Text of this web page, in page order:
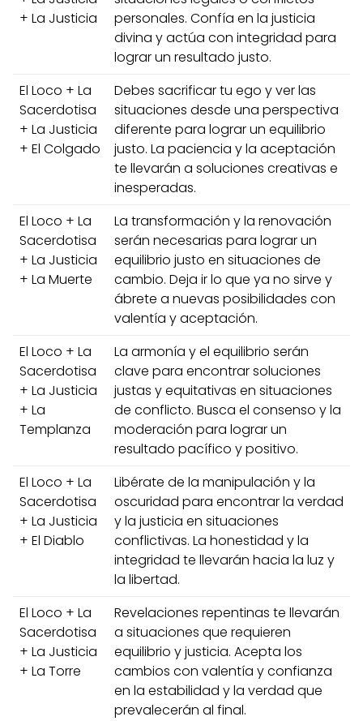
+ La Justicia
personales. Confía en la justicia
divina y actúa con integridad para
lograr un resultado justo.
El Loco + La
Sacerdotisa
+ La Justicia
+ El Colgado
Debes sacrificar tu ego y ver las
situaciones desde una perspectiva
diferente para lograr un equilibrio
justo. La paciencia y la aceptación
te llevarán a soluciones creativas e
inesperadas.
El Loco + La
Sacerdotisa
+ La Justicia
+ La Muerte
La transformación y la renovación
serán necesarias para lograr un
equilibrio justo en situaciones de
cambio. Deja ir lo que ya no sirve y
ábrete a nuevas posibilidades con
valentía y aceptación.
El Loco + La
Sacerdotisa
+ La Justicia
+ La
Templanza
La armonía y el equilibrio serán
clave para encontrar soluciones
justas y equitativas en situaciones
de conflicto. Busca el consenso y la
moderación para lograr un
resultado pacífico y positivo.
El Loco + La
Sacerdotisa
+ La Justicia
+ El Diablo
Libérate de la manipulación y la
oscuridad para encontrar la verdad
y la justicia en situaciones
conflictivas. La honestidad y la
integridad te llevarán hacia la luz y
la libertad.
El Loco + La
Sacerdotisa
+ La Justicia
+ La Torre
Revelaciones repentinas te llevarán
a situaciones que requieren
equilibrio y justicia. Acepta los
cambios con valentía y confianza
en la estabilidad y la verdad que
prevalecerán al final.